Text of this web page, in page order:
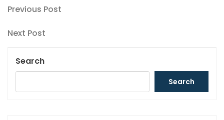
Post
navigation
Previous
Previous Post
Next
Next Post
Search
Search